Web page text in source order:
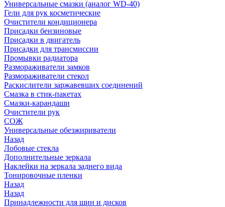
Универсальные смазки (аналог WD-40)
Гели для рук косметические
Очистители кондиционера
Присадки бензиновые
Присадки в двигатель
Присадки для трансмиссии
Промывки радиатора
Размораживатели замков
Размораживатели стекол
Раскислители заржавевших соединений
Смазка в стик-пакетах
Смазки-карандаши
Очистители рук
СОЖ
Универсальные обезжириватели
Назад
Лобовые стекла
Дополнительные зеркала
Наклейки на зеркала заднего вида
Тонировочные пленки
Назад
Назад
Принадлежности для шин и дисков